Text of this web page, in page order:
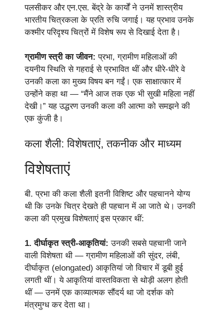
पलसीकर और एन.एस. बेंद्रे के कार्यों ने उनमें शास्त्रीय
भारतीय चित्रकला के प्रति रुचि जगाई। यह प्रभाव उनके
कश्मीर परिदृश्य चित्रों में विशेष रूप से दिखाई देता है।
ग्रामीण स्त्री का जीवन: प्रभा, ग्रामीण महिलाओं की
दयनीय स्थिति से गहराई से प्रभावित थीं और धीरे-धीरे वे
उनकी कला का मुख्य विषय बन गईं। एक साक्षात्कार में
उन्होंने कहा था — “मैंने आज तक एक भी सुखी महिला नहीं
देखी।” यह उद्धरण उनकी कला की आत्मा को समझने की
एक कुंजी है।
कला शैली: विशेषताएं, तकनीक और माध्यम
विशेषताएं
बी. प्रभा की कला शैली इतनी विशिष्ट और पहचानने योग्य
थी कि उनके चित्र देखते ही पहचान में आ जाते थे। उनकी
कला की प्रमुख विशेषताएं इस प्रकार थीं:
1. दीर्घाकृत स्त्री-आकृतियां: उनकी सबसे पहचानी जाने
वाली विशेषता थी — ग्रामीण महिलाओं की सुंदर, लंबी,
दीर्घाकृत (elongated) आकृतियां जो विचार में डूबी हुई
लगती थीं। ये आकृतियां वास्तविकता से थोड़ी अलग होती
थीं — उनमें एक काव्यात्मक सौंदर्य था जो दर्शक को
मंत्रमुग्ध कर देता था।